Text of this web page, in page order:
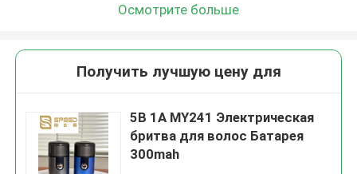
Осмотрите больше
Получить лучшую цену для
5В 1А MY241 Электрическая
бритва для волос Батарея
300mah